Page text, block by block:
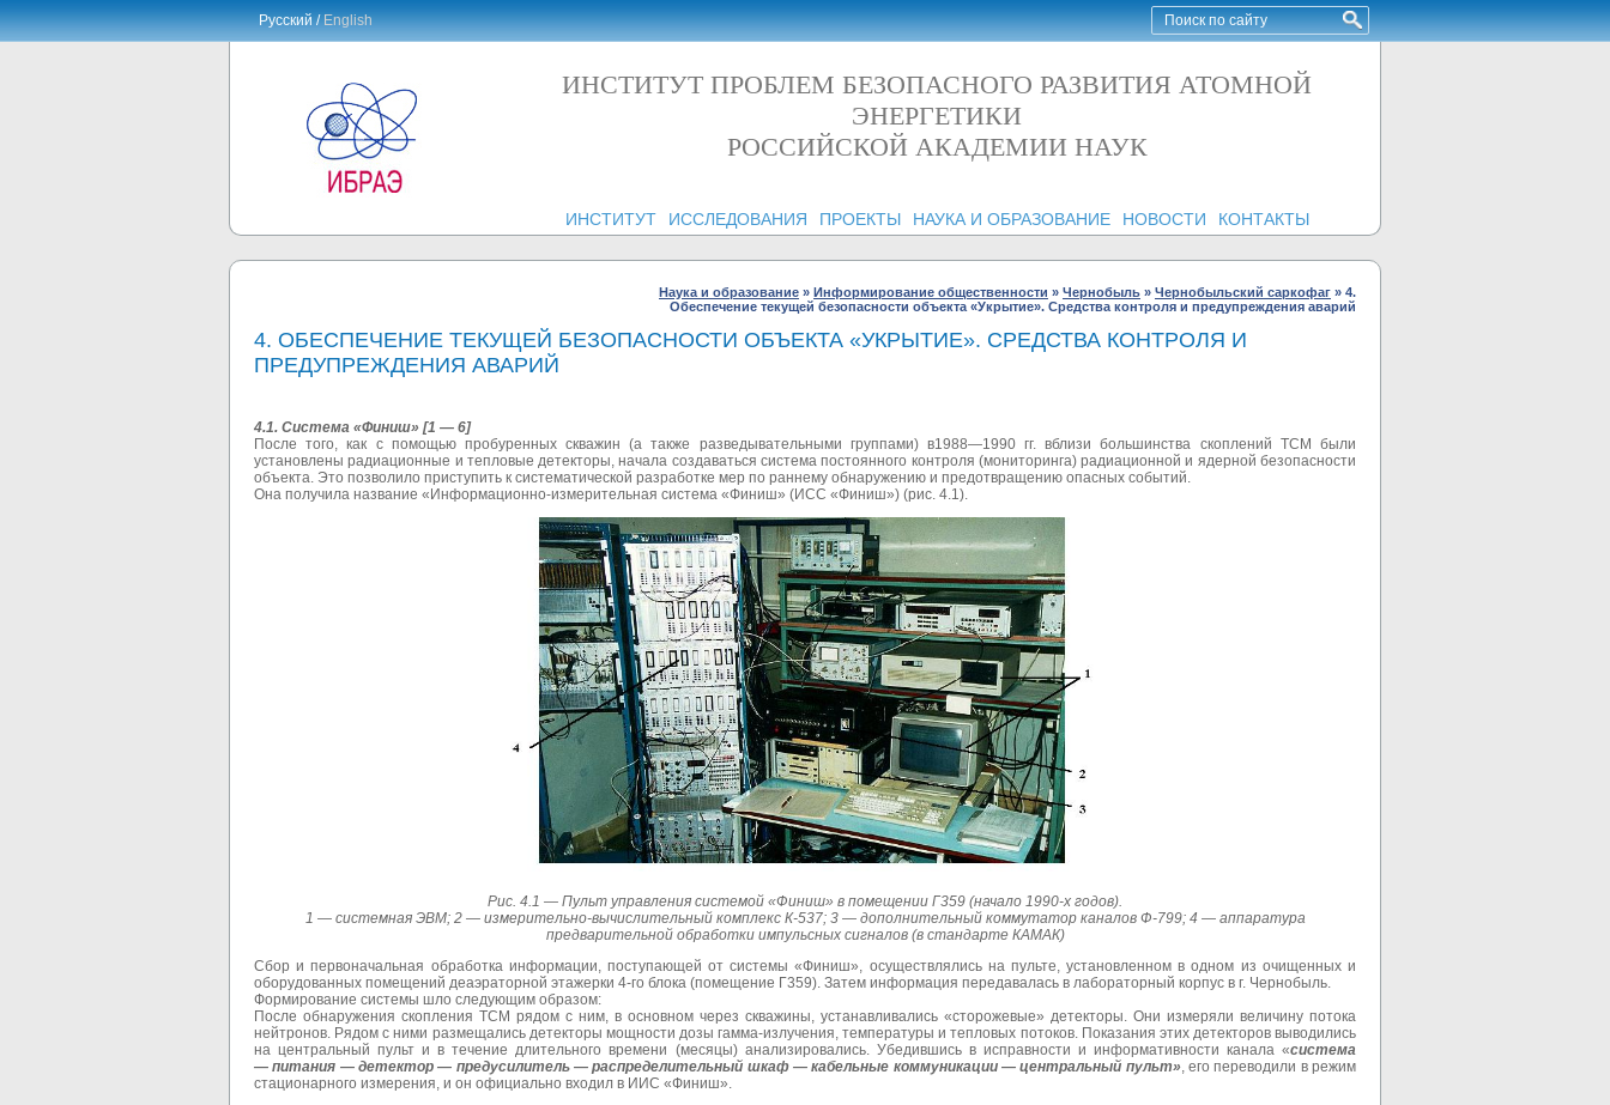
Русский /English
ИНСТИТУТ ПРОБЛЕМ БЕЗОПАСНОГО РАЗВИТИЯ АТОМНОЙ
ЭНЕРГЕТИКИ
РОССИЙСКОЙ АКАДЕМИИ НАУК
ИНСТИТУТ ИССЛЕДОВАНИЯ ПРОЕКТЫ НАУКА И ОБРАЗОВАНИЕ НОВОСТИ КОНТАКТЫ
Наука и образование » Информирование общественности » Чернобыль » Чернобыльский саркофаг » 4.
Обеспечение текущей безопасности объекта «Укрытие». Средства контроля и предупреждения аварий
4. ОБЕСПЕЧЕНИЕ ТЕКУЩЕЙ БЕЗОПАСНОСТИ ОБЪЕКТА «УКРЫТИЕ». СРЕДСТВА КОНТРОЛЯ И
ПРЕДУПРЕЖДЕНИЯ АВАРИЙ
4.1. Система «Финиш» [1 — 6]
После того, как с помощью пробуренных скважин (а также разведывательными группами) в1988—1990 гг. вблизи большинства скоплений ТСМ были
установлены радиационные и тепловые детекторы, начала создаваться система постоянного контроля (мониторинга) радиационной и ядерной безопасности
объекта. Это позволило приступить к систематической разработке мер по раннему обнаружению и предотвращению опасных событий.
Она получила название «Информационно-измерительная система «Финиш» (ИСС «Финиш») (рис. 4.1).
Рис. 4.1 — Пульт управления системой «Финиш» в помещении Г359 (начало 1990-х годов).
1 — системная ЭВМ; 2 — измерительно-вычислительный комплекс К-537; 3 — дополнительный коммутатор каналов Ф-799; 4 — аппаратура
предварительной обработки импульсных сигналов (в стандарте КАМАК)
Сбор и первоначальная обработка информации, поступающей от системы «Финиш», осуществлялись на пульте, установленном в одном из очищенных и
оборудованных помещений деаэраторной этажерки 4-го блока (помещение Г359). Затем информация передавалась в лабораторный корпус в г. Чернобыль.
Формирование системы шло следующим образом:
После обнаружения скопления ТСМ рядом с ним, в основном через скважины, устанавливались «сторожевые» детекторы. Они измеряли величину потока
нейтронов. Рядом с ними размещались детекторы мощности дозы гамма-излучения, температуры и тепловых потоков. Показания этих детекторов выводились
на центральный пульт и в течение длительного времени (месяцы) анализировались. Убедившись в исправности и информативности канала «система
— питания —детектор — предусилитель—распределительный шкаф—кабельные коммуникации—центральный пульт», его переводили в режим
стационарного измерения, и он официально входил в ИИС «Финиш».